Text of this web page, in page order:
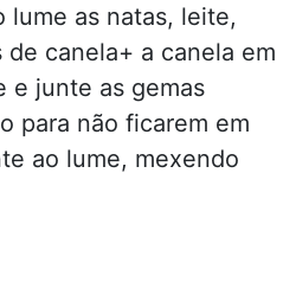
lume as natas, leite,
de canela+ a canela em
e junte as gemas
para não ficarem em
ao lume, mexendo